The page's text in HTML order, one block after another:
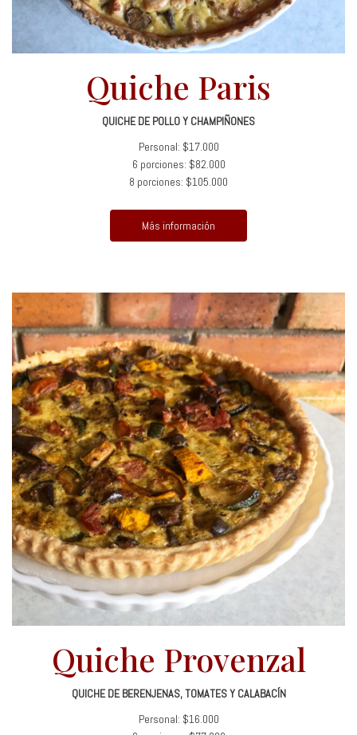
Quiche Paris
QUICHE DE POLLO Y CHAMPIÑONES
Personal: $17.000
6 porciones: $82.000
8 porciones: $105.000
Más información
Quiche Provenzal
QUICHE DE BERENJENAS, TOMATES Y CALABACÍN
Personal: $16.000